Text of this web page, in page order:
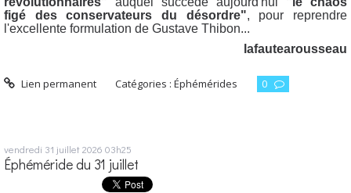
figé des conservateurs du désordre", pour reprendre
l'excellente formulation de Gustave Thibon...
lafautearousseau
Lien permanent Catégories :Éphémérides 0
vendredi 31 juillet 2026 03h25
Éphéméride du 31 juillet